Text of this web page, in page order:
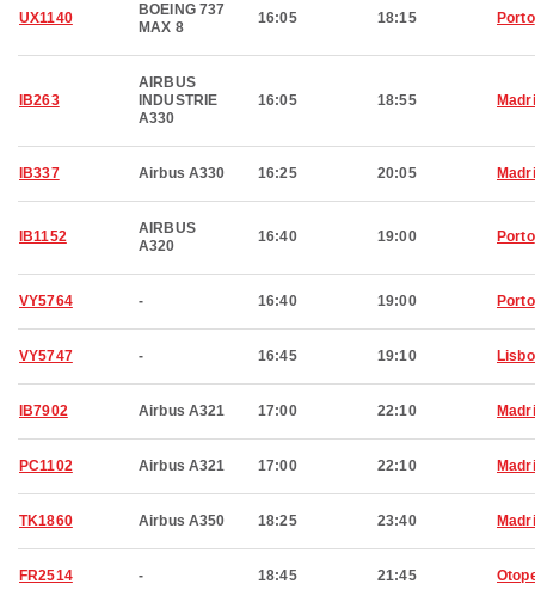
UX1140
BOEING 737
MAX 8
16:05 18:15 Porto
IB263
AIRBUS
INDUSTRIE
A330
16:05 18:55
IB337 Airbus A330 16:25 20:05
IB1152
AIRBUS
A320
16:40 19:00 Porto
VY5764 - 16:40 19:00 Porto
VY5747 - 16:45 19:10
IB7902 Airbus A321 17:00 22:10
PC1102 Airbus A321 17:00 22:10
TK1860 Airbus A350 18:25 23:40
FR2514 - 18:45 21:45